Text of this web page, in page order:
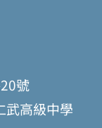
號
武高級中學